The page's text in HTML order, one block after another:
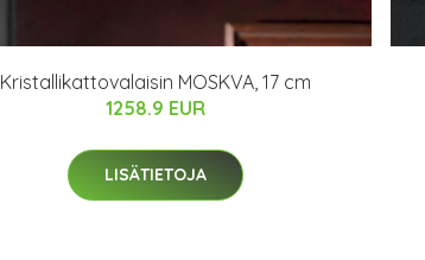
Kristallikattovalaisin MOSKVA, 17 cm
1258.9 EUR
LISÄTIETOJA